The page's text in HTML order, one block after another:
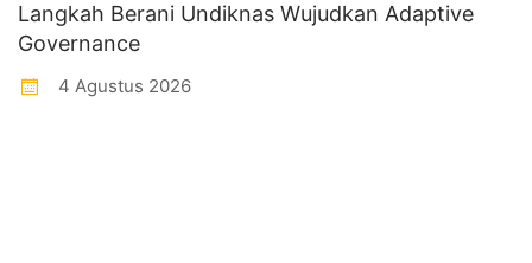
Langkah Berani Undiknas Wujudkan Adaptive
Governance
4 Agustus 2026